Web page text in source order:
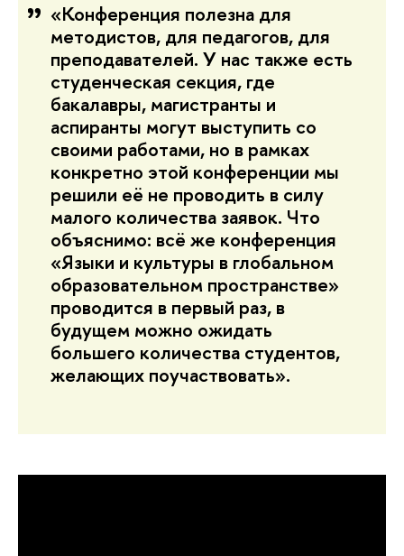
«Конференция полезна для
методистов, для педагогов, для
преподавателей. У нас также есть
студенческая секция, где
бакалавры, магистранты и
аспиранты могут выступить со
своими работами, но в рамках
конкретно этой конференции мы
решили её не проводить в силу
малого количества заявок. Что
объяснимо: всё же конференция
«Языки и культуры в глобальном
образовательном пространстве»
проводится в первый раз, в
будущем можно ожидать
большего количества студентов,
желающих поучаствовать».